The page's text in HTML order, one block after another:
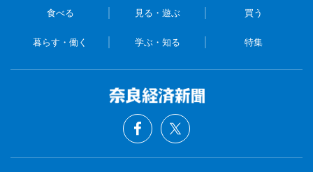
食べる 見る・遊ぶ 買う
暮らす・働く 学ぶ・知る 特集